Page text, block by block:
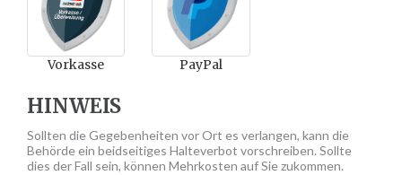
Vorkasse PayPal
HINWEIS
Sollten die Gegebenheiten vor Ort es verlangen, kann die
Behörde ein beidseitiges Halteverbot vorschreiben. Sollte
dies der Fall sein, können Mehrkosten auf Sie zukommen.